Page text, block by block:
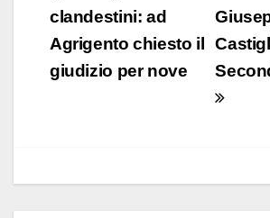
clandestini: ad
Agrigento chiesto il
giudizio per nove